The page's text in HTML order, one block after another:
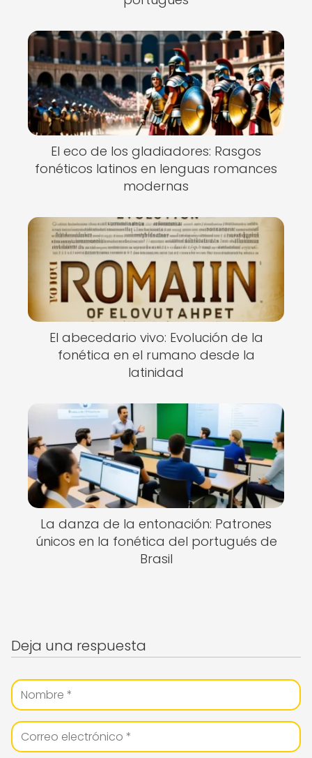
El eco de los gladiadores: Rasgos
fonéticos latinos en lenguas romances
modernas
El abecedario vivo: Evolución de la
fonética en el rumano desde la
latinidad
La danza de la entonación: Patrones
únicos en la fonética del portugués de
Brasil
Deja una respuesta